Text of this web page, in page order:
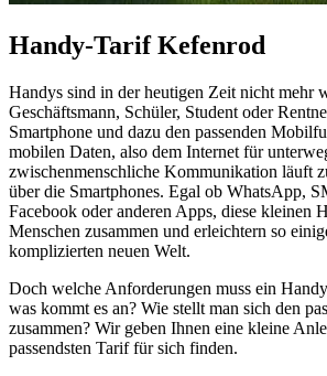
Handy-Tarif Kefenrod
Handys sind in der heutigen Zeit nicht mehr
Geschäftsmann, Schüler, Student oder
Smartphone und dazu den passenden
mobilen Daten, also dem Internet für
zwischenmenschliche Kommunikation läuft
über die Smartphones. Egal ob WhatsApp,
Facebook oder anderen Apps, diese kleinen
Menschen zusammen und erleichtern so
komplizierten neuen Welt.
Doch welche Anforderungen muss ein
was kommt es an? Wie stellt man sich den
zusammen? Wir geben Ihnen eine kleine
passendsten Tarif für sich finden.